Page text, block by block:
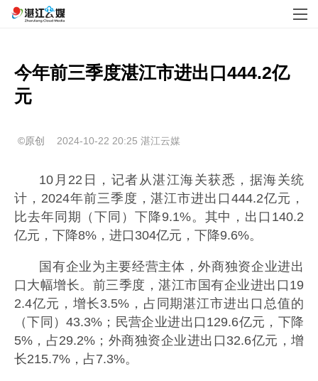
今年前三季度湛江市进出口444.2亿
©原创 2024-10-22 20:25 湛江云媒
10月22日，记者从湛江海关获悉，据海关统
计，2024年前三季度，湛江市进出口444.2亿元，
比去年同期（下同）下降9.1%。其中，出口140.2
亿元，下降8%，进口304亿元，下降9.6%。
国有企业为主要经营主体，外商独资企业进出
口大幅增长。前三季度，湛江市国有企业进出口19
2.4亿元，增长3.5%，占同期湛江市进出口总值的
（下同）43.3%；民营企业进出口129.6亿元，下降
5%，占29.2%；外商独资企业进出口32.6亿元，增
长215.7%，占7.3%。